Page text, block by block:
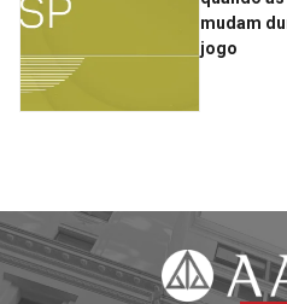
mudam
jogo